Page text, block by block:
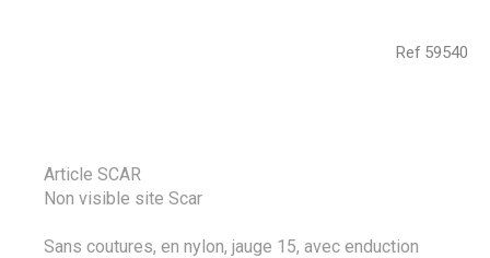
Ref 59540
Article SCAR
Non visible site Scar
Sans coutures, en nylon, jauge 15, avec enduction